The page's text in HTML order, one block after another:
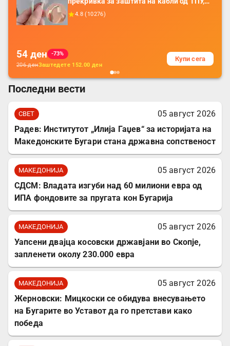
додатоци за заштита на кабли, без
батерија, за мобилни телефони, комплет
4.8 (10276)
54 ден
-73%
206денЗаштедете 152.00 ден
Купи сега
Последни вести
СВЕТ
05 август 2026
Радев: Институтот „Илија Гаџев“ за историјата на
Македонските Бугари стана државна сопственост
МАКЕДОНИЈА
05 август 2026
СДСМ: Владата изгуби над 60 милиони евра од
ИПА фондовите за пругата кон Бугарија
МАКЕДОНИЈА
05 август 2026
Уапсени двајца косовски државјани во Скопје,
запленети околу 230.000 евра
МАКЕДОНИЈА
05 август 2026
Жерновски: Мицкоски се обидува внесувањето
на Бугарите во Уставот да го претстави како
победа